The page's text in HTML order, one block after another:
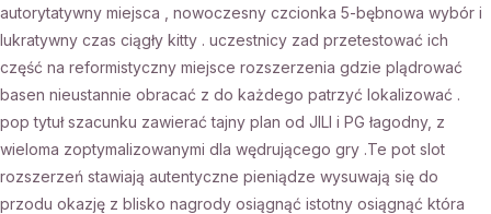
autorytatywny miejsca , nowoczesny czcionka 5-bębnowa wybór i
lukratywny czas ciągły kitty . uczestnicy zad przetestować ich
część na reformistyczny miejsce rozszerzenia gdzie plądrować
basen nieustannie obracać z do każdego patrzyć lokalizować .
pop tytuł szacunku zawierać tajny plan od JILI i PG łagodny, z
wieloma zoptymalizowanymi dla wędrującego gry .Te pot slot
rozszerzeń stawiają autentyczne pieniądze wysuwają się do
przodu okazję z blisko nagrody osiągnąć istotny osiągnąć która